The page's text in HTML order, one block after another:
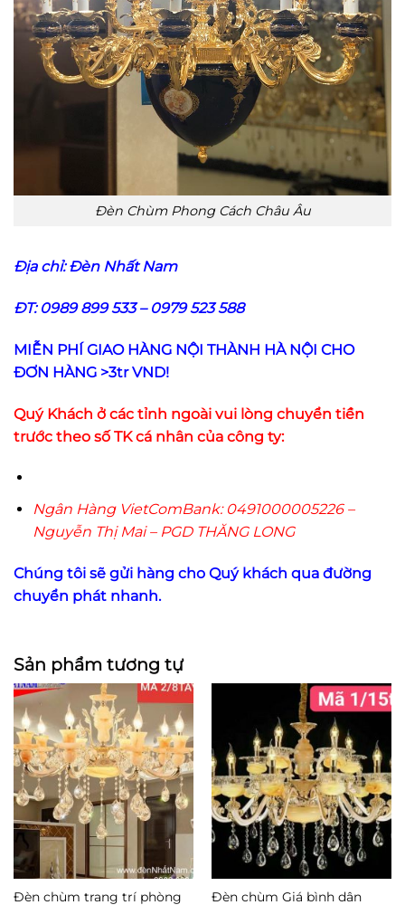
Đèn Chùm Phong Cách Châu Âu
Địa chỉ:Đèn Nhất Nam
ĐT: 0989 899 533 – 0979 523 588
MIỄN PHÍ GIAO HÀNG NỘI THÀNH HÀ NỘI CHO
ĐƠN HÀNG >3tr VND!
Quý Khách ở các tỉnh ngoài vui lòng chuyển tiền
trước theo số TK cá nhân của công ty:
Ngân Hàng VietComBank: 0491000005226 –
Nguyễn Thị Mai – PGD THĂNG LONG
Chúng tôi sẽ gửi hàng cho Quý khách qua đường
chuyển phát nhanh.
Sản phẩm tương tự
Đèn chùm trang trí phòng
Đèn chùm Giá bình dân